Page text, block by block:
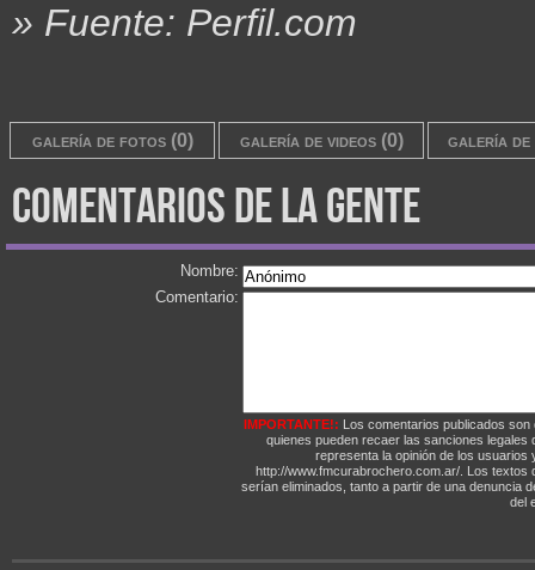
» Fuente: Perfil.com
galería de fotos (0) galería de videos (0) galería de
comentarios de la gente
Nombre:
Comentario:
IMPORTANTE!: Los comentarios publicados
quienes pueden recaer las sanciones
representa la opinión de los
http://www.fmcurabrochero.com.ar/. Los textos
serían eliminados, tanto a partir de una denuncia
del